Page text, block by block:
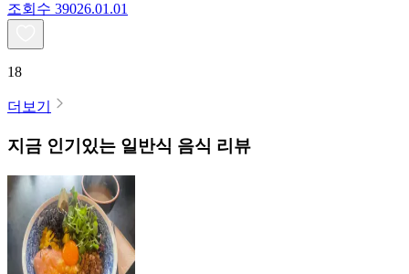
조회수 39026.01.01
18
더보기
지금 인기있는 일반식 음식 리뷰